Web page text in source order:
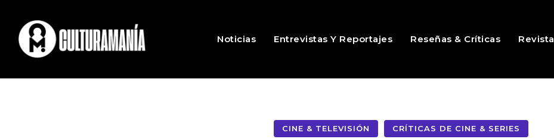
Noticias Entrevistas Y Reportajes Reseñas & Críticas Revista
CINE & TELEVISIÓN CRÍTICAS DE CINE & SERIES